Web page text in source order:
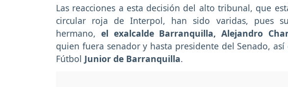
Las reacciones a esta decisión del alto tribunal, que
circular roja de Interpol, han sido varidas, pues
hermano, el exalcalde Barranquilla, Alejandro
quien fuera senador y hasta presidente del Senado,
Fútbol Junior de Barranquilla.